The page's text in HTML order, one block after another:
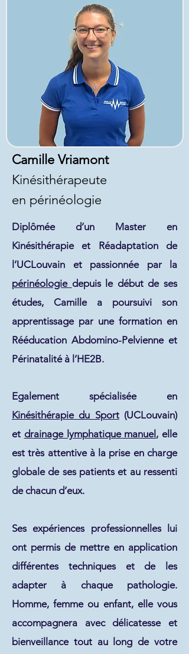
Diplômée d’un Master en
Kinésithérapie et Réadaptation de
l’UCLouvain et passionnée par la
périnéologie depuis le début de ses
études, Camille a poursuivi son
apprentissage par une formation en
Rééducation Abdomino-Pelvienne et
Périnatalité à l’HE2B.
Egalement spécialisée en
Kinésithérapie du Sport(UCLouvain)
et drainage lymphatique manuel , elle
est très attentive à la prise en charge
globale de ses patients et au ressenti
de chacun d’eux.
Ses expériences professionnelles lui
ont permis de mettre en application
différentes techniques et de les
adapter à chaque pathologie.
Homme, femme ou enfant, elle vous
accompagnera avec délicatesse et
bienveillance tout au long de votre
Camille Vriamont
Kinésithérapeute
en périnéologie